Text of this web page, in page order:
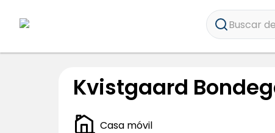
Buscar
Kvistgaard
Casa móvil